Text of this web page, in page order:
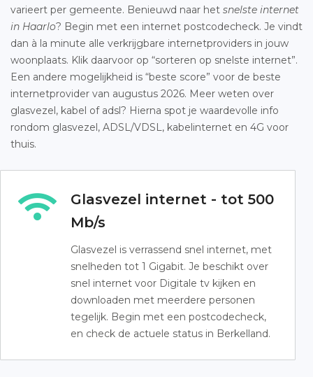
varieert per gemeente. Benieuwd naar het snelste internet
in Haarlo? Begin met een internet postcodecheck. Je vindt
dan à la minute alle verkrijgbare internetproviders in jouw
woonplaats. Klik daarvoor op “sorteren op snelste internet”.
Een andere mogelijkheid is “beste score” voor de beste
internetprovider van augustus 2026. Meer weten over
glasvezel, kabel of adsl? Hierna spot je waardevolle info
rondom glasvezel, ADSL/VDSL, kabelinternet en 4G voor
thuis.
Glasvezel internet - tot 500
Mb/s
Glasvezel is verrassend snel internet, met
snelheden tot 1 Gigabit. Je beschikt over
snel internet voor Digitale tv kijken en
downloaden met meerdere personen
tegelijk. Begin met een postcodecheck,
en check de actuele status in Berkelland.